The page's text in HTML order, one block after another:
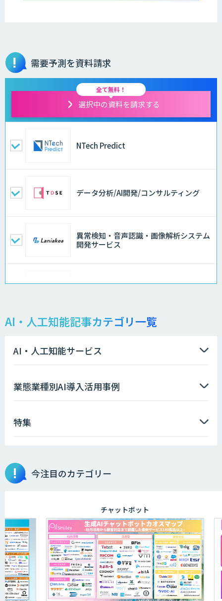
需要予測を資料請求
全て無料！
選択中の資料を請求する
NTech Predict
データ分析/AI開発/コンサルティング
異常検知・音声認識・画像解析システム
開発サービス
AI価格調査ツールSmapra
需要予測＋業務最適化AIシステム
ソフトクリエイトのAI開発サービス
高性能 AI エンジン搭載エッジシステム
m2view
AI開発・伴走支援・内製化支援
オーダーメイドAI開発
AI・人工知能記事カテゴリ一覧
AI・人工知能サービス
業態業種別AI導入活用事例
特集
今注目のカテゴリー
チャットボット